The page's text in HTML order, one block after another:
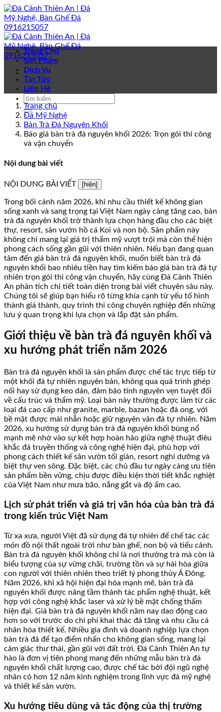
Bỏ
qua
nội
dung
Trang Chủ
Sản Phẩm
Dịch Vụ
Tin Tức
Liên Hệ
Trang chủ
Đá Mỹ Nghệ
Bàn Trà Đá Nguyên Khối
Báo giá bàn trà đá nguyên khối 2026: Trọn gói thi công
và vận chuyển
Nội dung bài viết
NỘI DUNG BÀI VIẾT [hiện]
Trong bối cảnh năm 2026, khi nhu cầu thiết kế không gian
sống xanh và sang trọng tại Việt Nam ngày càng tăng cao, bàn
trà đá nguyên khối trở thành lựa chọn hàng đầu cho các biệt
thự, resort, sân vườn hồ cá Koi và non bộ. Sản phẩm này
không chỉ mang lại giá trị thẩm mỹ vượt trội mà còn thể hiện
phong cách sống gần gũi với thiên nhiên. Nếu bạn đang quan
tâm đến giá bàn trà đá nguyên khối, muốn biết bàn trà đá
nguyên khối bao nhiêu tiền hay tìm kiếm báo giá bàn trà đá tự
nhiên trọn gói thi công vận chuyển, hãy cùng Đá Cảnh Thiên
An phân tích chi tiết toàn diện trong bài viết chuyên sâu này.
Chúng tôi sẽ giúp bạn hiểu rõ từng khía cạnh từ yếu tố hình
thành giá thành, quy trình thi công chuyên nghiệp đến những
lưu ý quan trọng khi lựa chọn và lắp đặt sản phẩm.
Giới thiệu về bàn trà đá nguyên khối và
xu hướng phát triển năm 2026
Bàn trà đá nguyên khối là sản phẩm được chế tác trực tiếp từ
một khối đá tự nhiên nguyên bản, không qua quá trình ghép
nối hay sử dụng keo dán, đảm bảo tính nguyên vẹn tuyệt đối
về cấu trúc và thẩm mỹ. Loại bàn này thường được làm từ các
loại đá cao cấp như granite, marble, bazan hoặc đá ong, với
bề mặt được mài nhẵn hoặc giữ nguyên vân đá tự nhiên. Năm
2026, xu hướng sử dụng bàn trà đá nguyên khối bùng nổ
mạnh mẽ nhờ vào sự kết hợp hoàn hảo giữa nghệ thuật điêu
khắc đá truyền thống và công nghệ hiện đại, phù hợp với
phong cách thiết kế sân vườn tối giản, resort nghỉ dưỡng và
biệt thự ven sông. Đặc biệt, các chủ đầu tư ngày càng ưu tiên
sản phẩm bền vững, chịu được điều kiện thời tiết khắc nghiệt
của Việt Nam như mưa bão, nắng gắt và độ ẩm cao.
Lịch sử phát triển và giá trị văn hóa của bàn trà đá
trong kiến trúc Việt Nam
Từ xa xưa, người Việt đã sử dụng đá tự nhiên để chế tác các
món đồ nội thất ngoài trời như bàn ghế, non bộ và tiểu cảnh.
Bàn trà đá nguyên khối không chỉ là nơi thưởng trà mà còn là
biểu tượng của sự vững chãi, trường tồn và sự hài hòa giữa
con người với thiên nhiên theo triết lý phong thủy Á Đông.
Năm 2026, khi xã hội hiện đại hóa mạnh mẽ, bàn trà đá
nguyên khối được nâng tầm thành tác phẩm nghệ thuật, kết
hợp với công nghệ khắc laser và xử lý bề mặt chống thấm
hiện đại. Giá bàn trà đá nguyên khối năm nay dao động cao
hơn so với trước do chi phí khai thác đá tăng và nhu cầu cá
nhân hóa thiết kế. Nhiều gia đình và doanh nghiệp lựa chọn
bàn trà đá để tạo điểm nhấn cho không gian sống, mang lại
cảm giác thư thái, gần gũi với đất trời. Đá Cảnh Thiên An tự
hào là đơn vị tiên phong mang đến những mẫu bàn trà đá
nguyên khối chất lượng cao, được chế tác bởi đội ngũ nghệ
nhân có hơn 12 năm kinh nghiệm trong lĩnh vực đá mỹ nghệ
và thiết kế sân vườn.
Xu hướng tiêu dùng và tác động của thị trường